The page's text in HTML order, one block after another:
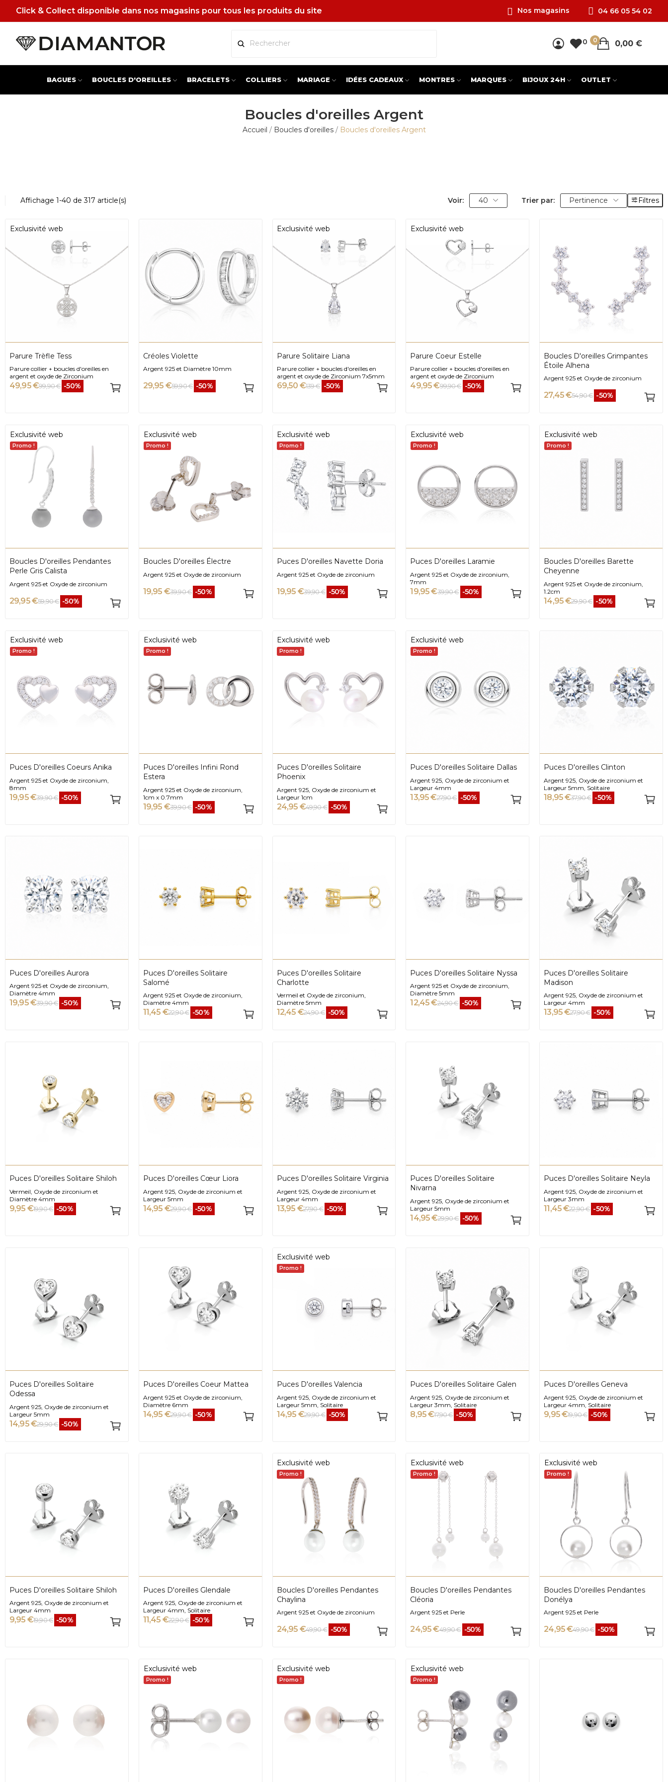
Click & Collect disponible dans nos magasins pour tous les produits du site Nos magasins 04 66 05 54 02
0 0,00 €
0
BAGUES BOUCLES D'OREILLES BRACELETS COLLIERS MARIAGE IDÉES CADEAUX MONTRES MARQUES BIJOUX 24H OUTLET
Boucles d'oreilles Argent
Accueil Boucles d'oreilles Boucles d'oreilles Argent
Affichage 1-40 de 317 article(s) Voir: 40 Trier par: Pertinence Filtres
Exclusivité web
Parure Trèfle Tess
Parure collier + boucles d'oreilles en
argent et oxyde de Zirconium
49,95 €99,90 € -50%
Créoles Violette
Argent 925 et Diamètre 10mm
29,95 €59,90 € -50%
Exclusivité web
Parure Solitaire Liana
Parure collier + boucles d'oreilles en
argent et oxyde de Zirconium 7x5mm
69,50 €139 € -50%
Exclusivité web
Parure Coeur Estelle
Parure collier + boucles d'oreilles en
argent et oxyde de Zirconium
49,95 €99,90 € -50%
Boucles D'oreilles Grimpantes
Étoile Alhena
Argent 925 et Oxyde de zirconium
27,45 €54,90 € -50%
Exclusivité web
Promo !
Boucles D'oreilles Pendantes
Perle Gris Calista
Argent 925 et Oxyde de zirconium
29,95 €59,90 € -50%
Exclusivité web
Promo !
Boucles D'oreilles Électre
Argent 925 et Oxyde de zirconium
19,95 €39,90 € -50%
Exclusivité web
Promo !
Puces D'oreilles Navette Doria
Argent 925 et Oxyde de zirconium
19,95 €39,90 € -50%
Exclusivité web
Promo !
Puces D'oreilles Laramie
Argent 925 et Oxyde de zirconium,
7mm
19,95 €39,90 € -50%
Exclusivité web
Promo !
Boucles D'oreilles Barette
Cheyenne
Argent 925 et Oxyde de zirconium,
1.2cm
14,95 €29,90 € -50%
Exclusivité web
Promo !
Puces D'oreilles Coeurs Anika
Argent 925 et Oxyde de zirconium,
8mm
19,95 €39,90 € -50%
Exclusivité web
Promo !
Puces D'oreilles Infini Rond
Estera
Argent 925 et Oxyde de zirconium,
1cm x 0.7mm
19,95 €39,90 € -50%
Exclusivité web
Promo !
Puces D'oreilles Solitaire
Phoenix
Argent 925, Oxyde de zirconium et
Largeur 1cm
24,95 €49,90 € -50%
Exclusivité web
Promo !
Puces D'oreilles Solitaire Dallas
Argent 925, Oxyde de zirconium et
Largeur 4mm
13,95 €27,90 € -50%
Puces D'oreilles Clinton
Argent 925, Oxyde de zirconium et
Largeur 5mm, Solitaire
18,95 €37,90 € -50%
Puces D'oreilles Aurora
Argent 925 et Oxyde de zirconium,
Diamètre 4mm
19,95 €39,90 € -50%
Puces D'oreilles Solitaire
Salomé
Argent 925 et Oxyde de zirconium,
Diamètre 4mm
11,45 €22,90 € -50%
Puces D'oreilles Solitaire
Charlotte
Vermeil et Oxyde de zirconium,
Diamètre 5mm
12,45 €24,90 € -50%
Puces D'oreilles Solitaire Nyssa
Argent 925 et Oxyde de zirconium,
Diamètre 5mm
12,45 €24,90 € -50%
Puces D'oreilles Solitaire
Madison
Argent 925, Oxyde de zirconium et
Largeur 4mm
13,95 €27,90 € -50%
Puces D'oreilles Solitaire Shiloh
Vermeil, Oxyde de zirconium et
Diamètre 4mm
9,95 €19,90 € -50%
Puces D'oreilles Cœur Liora
Argent 925, Oxyde de zirconium et
Largeur 5mm
14,95 €29,90 € -50%
Puces D'oreilles Solitaire Virginia
Argent 925, Oxyde de zirconium et
Largeur 4mm
13,95 €27,90 € -50%
Puces D'oreilles Solitaire
Nivarna
Argent 925, Oxyde de zirconium et
Largeur 5mm
14,95 €29,90 € -50%
Puces D'oreilles Solitaire Neyla
Argent 925, Oxyde de zirconium et
Largeur 3mm
11,45 €22,90 € -50%
Puces D'oreilles Solitaire
Odessa
Argent 925, Oxyde de zirconium et
Largeur 5mm
14,95 €29,90 € -50%
Puces D'oreilles Coeur Mattea
Argent 925 et Oxyde de zirconium,
Diamètre 6mm
14,95 €29,90 € -50%
Exclusivité web
Promo !
Puces D'oreilles Valencia
Argent 925, Oxyde de zirconium et
Largeur 5mm, Solitaire
14,95 €29,90 € -50%
Puces D'oreilles Solitaire Galen
Argent 925, Oxyde de zirconium et
Largeur 3mm, Solitaire
8,95 €17,90 € -50%
Puces D'oreilles Geneva
Argent 925, Oxyde de zirconium et
Largeur 4mm, Solitaire
9,95 €19,90 € -50%
Puces D'oreilles Solitaire Shiloh
Argent 925, Oxyde de zirconium et
Largeur 4mm
9,95 €19,90 € -50%
Puces D'oreilles Glendale
Argent 925, Oxyde de zirconium et
Largeur 4mm, Solitaire
11,45 €22,90 € -50%
Exclusivité web
Promo !
Boucles D'oreilles Pendantes
Chaylina
Argent 925 et Oxyde de zirconium
24,95 €49,90 € -50%
Exclusivité web
Promo !
Boucles D'oreilles Pendantes
Cléoria
Argent 925 et Perle
24,95 €49,90 € -50%
Exclusivité web
Promo !
Boucles D'oreilles Pendantes
Donélya
Argent 925 et Perle
24,95 €49,90 € -50%
Exclusivité web
Promo !
Exclusivité web
Promo !
Exclusivité web
Promo !